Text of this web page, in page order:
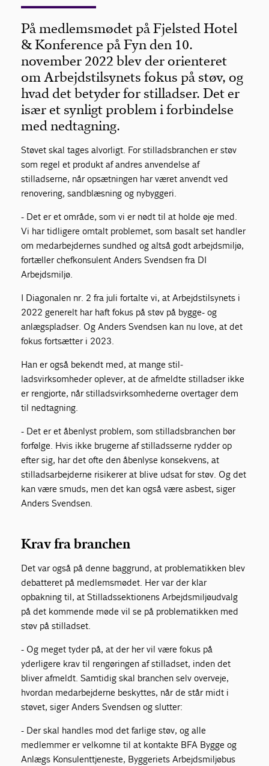
På medlemsmødet på Fjelsted Hotel
& Konference på Fyn den 10.
november 2022 blev der orienteret
om Arbejdstilsynets fokus på støv, og
hvad det betyder for stilladser. Det er
især et synligt problem i forbindelse
med nedtagning.
Støvet skal tages alvorligt. For stilladsbran­chen er støv
som regel et produkt af andres anvendelse af
stilladserne, når opsætnin­gen har været anvendt ved
renovering, sandblæsning og nybyggeri.
- Det er et område, som vi er nødt til at holde øje med.
Vi har tidligere omtalt problemet, som basalt set handler
om medarbejdernes sundhed og altså godt ar­bejdsmiljø,
fortæller chefkonsulent Anders Svendsen fra DI
Arbejdsmiljø.
I Diagonalen nr. 2 fra juli fortalte vi, at Arbejdstilsynets i
2022 generelt har haft fokus på støv på bygge- og
anlægspladser. Og Anders Svendsen kan nu love, at det
fokus fortsætter i 2023.
Han er også bekendt med, at mange stil­
ladsvirksomheder oplever, at de afmeldte stilladser ikke
er rengjorte, når stilladsvirk­somhederne overtager dem
til nedtagning.
- Det er et åbenlyst problem, som stillads­branchen bør
forfølge. Hvis ikke brugerne af stilladsserne rydder op
efter sig, har det ofte den åbenlyse konsekvens, at
stillads­arbejderne risikerer at blive udsat for støv. Og det
kan være smuds, men det kan også være asbest, siger
Anders Svendsen.
Krav fra branchen
Det var også på denne baggrund, at pro­blematikken blev
debatteret på medlems­mødet. Her var der klar
opbakning til, at Stilladssektionens Arbejdsmiljøudvalg
på det kommende møde vil se på problematik­ken med
støv på stilladset.
- Og meget tyder på, at der her vil være fokus på
yderligere krav til rengøringen af stilladset, inden det
bliver afmeldt. Sam­tidig skal branchen selv overveje,
hvordan medarbejderne beskyttes, når de står midt i
støvet, siger Anders Svendsen og slutter:
- Der skal handles mod det farlige støv, og alle
medlemmer er velkomne til at kontakte BFA Bygge og
Anlægs Konsulenttjeneste, Byggeriets Arbejdsmiljøbus